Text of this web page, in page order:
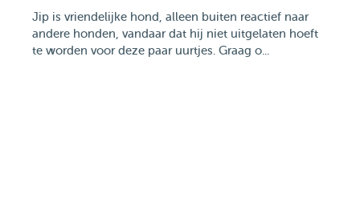
Jip is vriendelijke hond, alleen buiten reactief naar
andere honden, vandaar dat hij niet uitgelaten hoeft
te worden voor deze paar uurtjes. Graag o...